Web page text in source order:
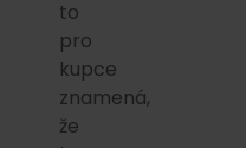
to
pro
kupce
znamená,
že